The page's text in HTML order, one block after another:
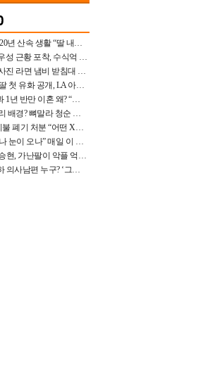
배우 최일순, 이혼 후 20년 산속 생활 “딸 내가 버렸다고 원망‥맘 아파”(특종)[어제TV]
‘혼외자→유부남’ 정우성 근황 포착, 수식억 해킹 피해 후배 만났다 “존경하는”
집 공개 유재석, 결혼사진 라면 냄비 받침대 되고 분노‥가족사진도 피해(놀뭐)[어제TV]
백윤식 손녀+정시아 딸 첫 유화 공개, LA 아트쇼→서울국제조각페스타 작가다운 수준급 실력
유혜리, 배우 이근희과 1년 반만 이혼 왜? “식칼 꽂고 의자 던져” 충격 폭로(특종)[어제TV]
임지연, 그림 같은 발리 배경? 뼈말라 청순 비키니 핏에 상대 안 되네
김성수, ♥박소윤 집 이불 폐기 처분 “어떤 X이랑 썼을지 몰라” 질투(신랑수업2)[어제TV]
44kg 송가인 “비가 오나 눈이 오나” 매일 이 운동, 허벅지 근육량 상승+체지방 감소
“연예인 걱정 NO” 김승현, 가난팔이 악플 억울할만‥아내+딸과 日 여행
재혼 강성연 ♥2살 연하 의사남편 누구? ‘그알’ 자문의에 훈남 비주얼 초엘리트 스펙 [종합]